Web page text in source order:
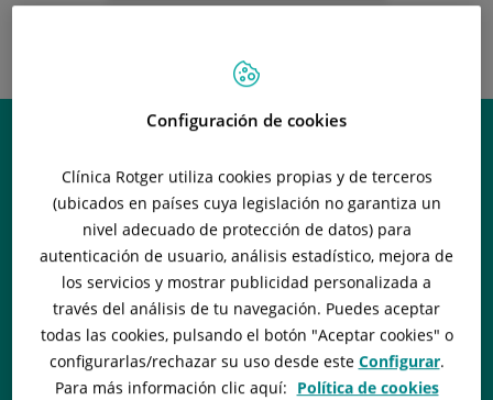
OLABE NEUROCIRUGÍA
Configuración de cookies
Clínica Rotger utiliza cookies propias y de terceros
(ubicados en países cuya legislación no garantiza un
nivel adecuado de protección de datos) para
autenticación de usuario, análisis estadístico, mejora de
los servicios y mostrar publicidad personalizada a
través del análisis de tu navegación. Puedes aceptar
todas las cookies, pulsando el botón "Aceptar cookies" o
configurarlas/rechazarsu uso desde este Configurar.
Para más información clic aquí: Política de cookies